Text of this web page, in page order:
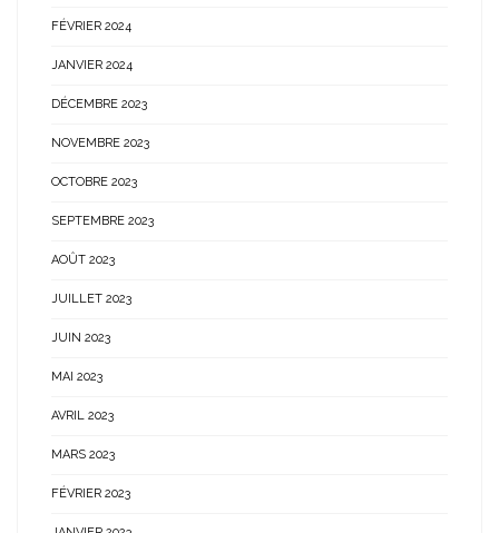
FÉVRIER 2024
JANVIER 2024
DÉCEMBRE 2023
NOVEMBRE 2023
OCTOBRE 2023
SEPTEMBRE 2023
AOÛT 2023
JUILLET 2023
JUIN 2023
MAI 2023
AVRIL 2023
MARS 2023
FÉVRIER 2023